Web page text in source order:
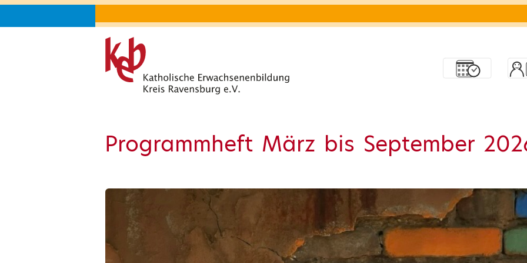
Programmheft März bis September